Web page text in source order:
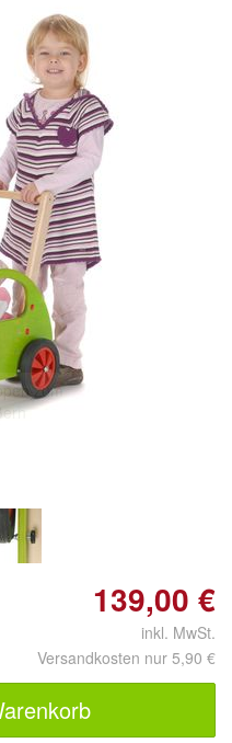
zum
139,00 €
inkl. MwSt.
Versandkosten nur 5,90 €